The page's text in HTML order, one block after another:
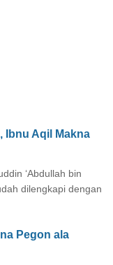
Ibnu Aqil Makna
‘Abdullah bin
dilengkapi dengan
Pegon ala